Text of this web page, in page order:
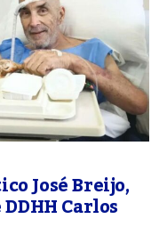
José Breijo,
Carlos